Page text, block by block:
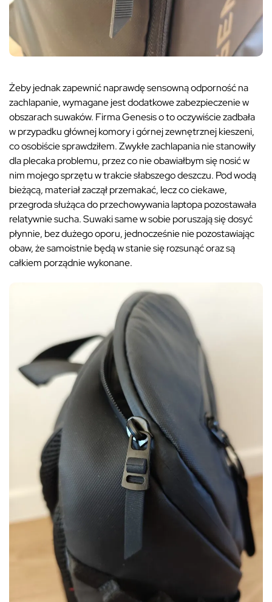
Żeby jednak zapewnić naprawdę sensowną odporność na
zachlapanie, wymagane jest dodatkowe zabezpieczenie w
obszarach suwaków. Firma Genesis o to oczywiście zadbała
w przypadku głównej komory i górnej zewnętrznej kieszeni,
co osobiście sprawdziłem. Zwykłe zachlapania nie stanowiły
dla plecaka problemu, przez co nie obawiałbym się nosić w
nim mojego sprzętu w trakcie słabszego deszczu. Pod wodą
bieżącą, materiał zaczął przemakać, lecz co ciekawe,
przegroda służąca do przechowywania laptopa pozostawała
relatywnie sucha. Suwaki same w sobie poruszają się dosyć
płynnie, bez dużego oporu, jednocześnie nie pozostawiając
obaw, że samoistnie będą w stanie się rozsunąć oraz są
całkiem porządnie wykonane.